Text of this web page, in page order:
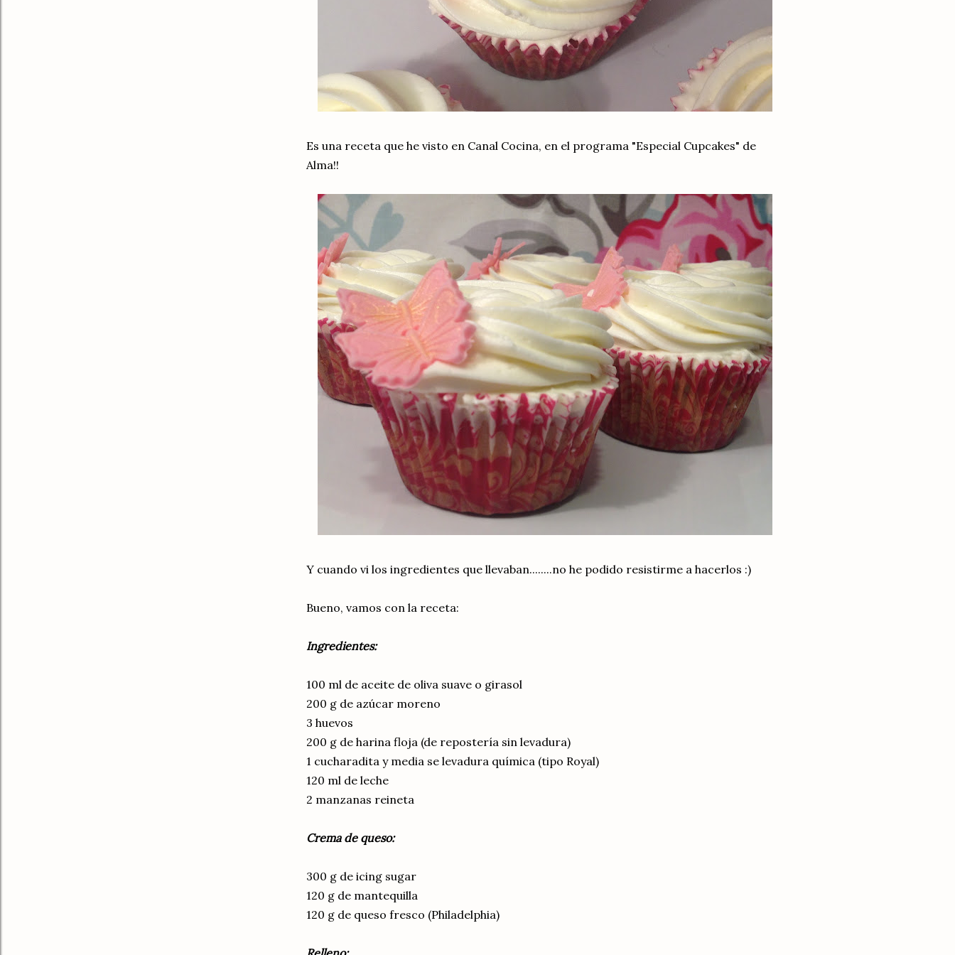
Es una receta que he visto en Canal Cocina, en el programa "Especial Cupcakes" de
Alma!!
Y cuando vi los ingredientes que llevaban........no he podido resistirme a hacerlos :)
Bueno, vamos con la receta:
Ingredientes:
100 ml de aceite de oliva suave o girasol
200 g de azúcar moreno
3 huevos
200 g de harina floja (de repostería sin levadura)
1 cucharadita y media se levadura química (tipo Royal)
120 ml de leche
2 manzanas reineta
Crema de queso:
300 g de icing sugar
120 g de mantequilla
120 g de queso fresco (Philadelphia)